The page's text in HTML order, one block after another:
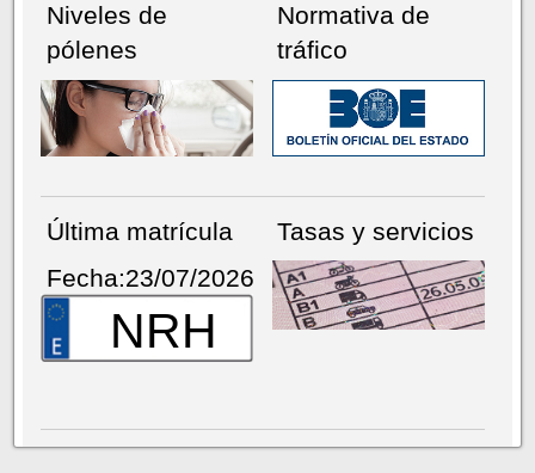
Niveles de
pólenes
Normativa de
tráfico
Última matrícula
Fecha:23/07/2026
NRH
Tasas y servicios